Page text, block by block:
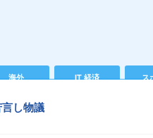
海外 IT 経済 ス
し物議